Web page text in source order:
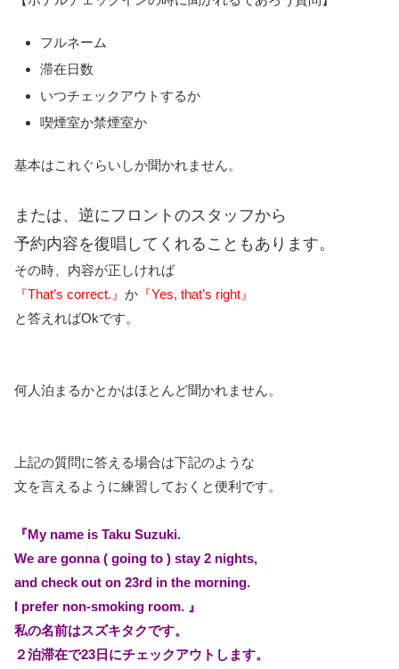
フルネーム
滞在日数
いつチェックアウトするか
喫煙室か禁煙室か
基本はこれぐらいしか聞かれません。
または、逆にフロントのスタッフから
予約内容を復唱してくれることもあります。
その時、内容が正しければ
『That’s correct.』 か 『Yes, that’s right』
と答えればOkです。
何人泊まるかとかはほとんど聞かれません。
上記の質問に答える場合は下記のような
文を言えるように練習しておくと便利です。
『My name is Taku Suzuki.
We are gonna ( going to ) stay 2 nights,
and check out on 23rd in the morning.
I prefer non-smoking room. 』
私の名前はスズキタクです。
２泊滞在で23日にチェックアウトします。